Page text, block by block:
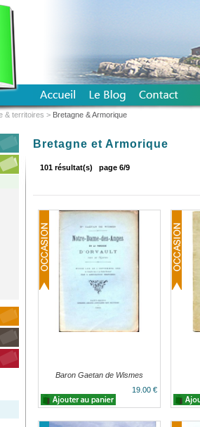
Bretagne et Armorique
101 résultat(s) page 6/9
Baron Gaetan de Wismes
19.00 €
& territoires > Bretagne & Armorique